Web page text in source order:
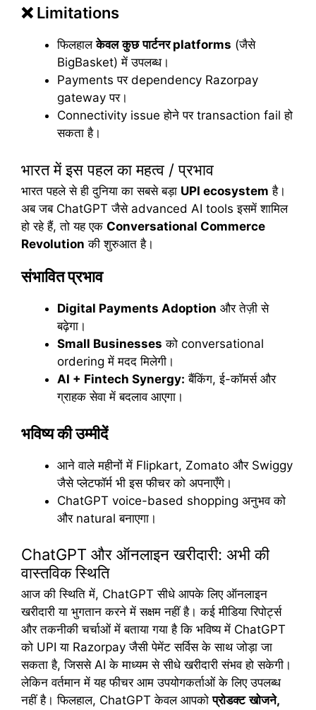
❌ Limitations
फिलहालकेवल कुछ पार्टनरplatforms (जैसे
BigBasket) में उपलब्ध।
Payments पर dependency Razorpay
gateway पर।
Connectivity issue होने पर transaction fail हो
सकता है।
भारत में इस पहल का महत्व / प्रभाव
भारत पहले से ही दुनिया का सबसे बड़ा UPI ecosystem है।
अब जब ChatGPT जैसे advanced AI tools इसमें शामिल
हो रहे हैं, तो यह एक Conversational Commerce
Revolution की शुरुआत है।
संभावित प्रभाव
Digital Payments Adoption और तेज़ी से
बढ़ेगा।
Small Businesses को conversational
ordering में मदद मिलेगी।
AI + Fintech Synergy: बैंकिंग, ई-कॉमर्स और
ग्राहक सेवा में बदलाव आएगा।
भविष्य की उम्मीदें
आने वाले महीनों में Flipkart, Zomato और Swiggy
जैसे प्लेटफॉर्म भी इस फीचर को अपनाएँगे।
ChatGPT voice-based shopping अनुभव को
और natural बनाएगा।
ChatGPT और ऑनलाइन खरीदारी: अभी की
वास्तविक स्थिति
आज की स्थिति में, ChatGPT सीधे आपके लिए ऑनलाइन
खरीदारी या भुगतान करने में सक्षम नहीं है। कई मीडिया रिपोर्ट्स
और तकनीकी चर्चाओं में बताया गया है कि भविष्य में ChatGPT
को UPI या Razorpay जैसी पेमेंट सर्विस के साथ जोड़ा जा
सकता है, जिससे AI के माध्यम से सीधे खरीदारी संभव हो सकेगी।
लेकिन वर्तमान में यह फीचर आम उपयोगकर्ताओं के लिए उपलब्ध
नहीं है। फिलहाल, ChatGPT केवल आपकोप्रोडक्ट खोजने,